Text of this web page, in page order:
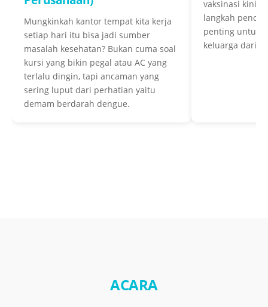
Mungkinkah kantor tempat kita kerja
setiap hari itu bisa jadi sumber
masalah kesehatan? Bukan cuma soal
kursi yang bikin pegal atau AC yang
terlalu dingin, tapi ancaman yang
sering luput dari perhatian yaitu
demam berdarah dengue.
vaksinasi kini
langkah
penting untuk
keluarga dari
ACARA